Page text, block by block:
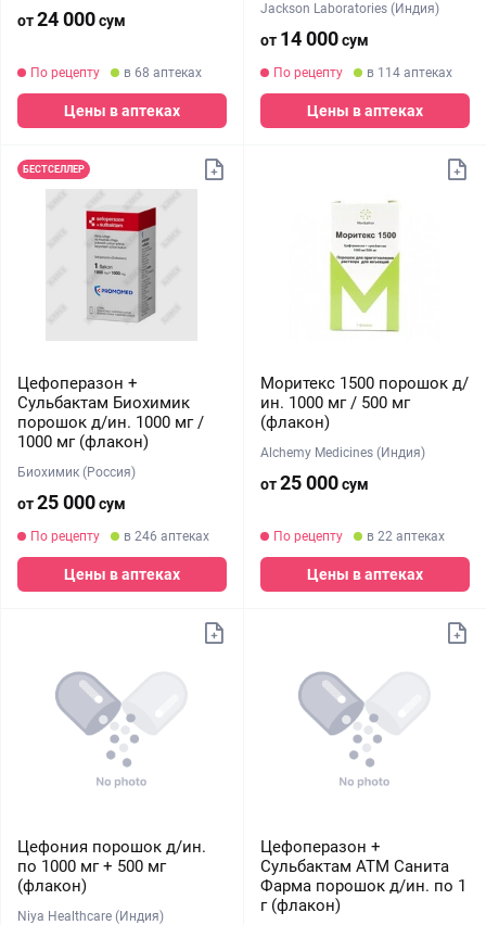
от24 000сум
По рецепту в 68 аптеках
Цены в аптеках
Jackson Laboratories (Индия)
от 14 000сум
По рецепту в 114 аптеках
Цены в аптеках
БЕСТСЕЛЛЕР
Цефоперазон +
Сульбактам Биохимик
порошок д/ин. 1000 мг /
1000 мг (флакон)
Биохимик (Россия)
от25 000сум
По рецепту в 246 аптеках
Цены в аптеках
Моритекс 1500 порошок д/
ин. 1000 мг / 500 мг
(флакон)
Alchemy Medicines (Индия)
от25 000сум
По рецепту в 22 аптеках
Цены в аптеках
Цефония порошок д/ин.
по 1000 мг + 500 мг
(флакон)
Niya Healthcare (Индия)
Цефоперазон +
Сульбактам АТМ Санита
Фарма порошок д/ин. по 1
г (флакон)